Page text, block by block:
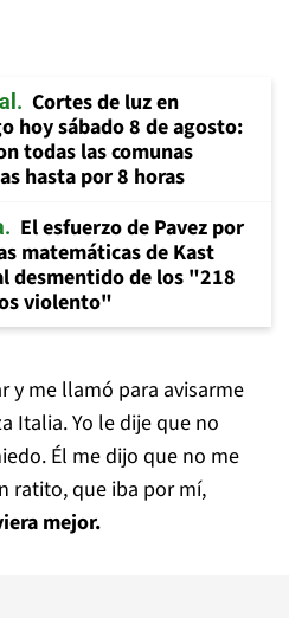
Cortes de luz en
hoy sábado 8 de agosto:
todas las comunas
hasta por 8 horas
El esfuerzo de Pavez por
matemáticas de Kast
desmentido de los "218
violento"
y me llamó para avisarme
Italia. Yo le dije que no
Él me dijo que no me
ratito, que iba por mí,
mejor.